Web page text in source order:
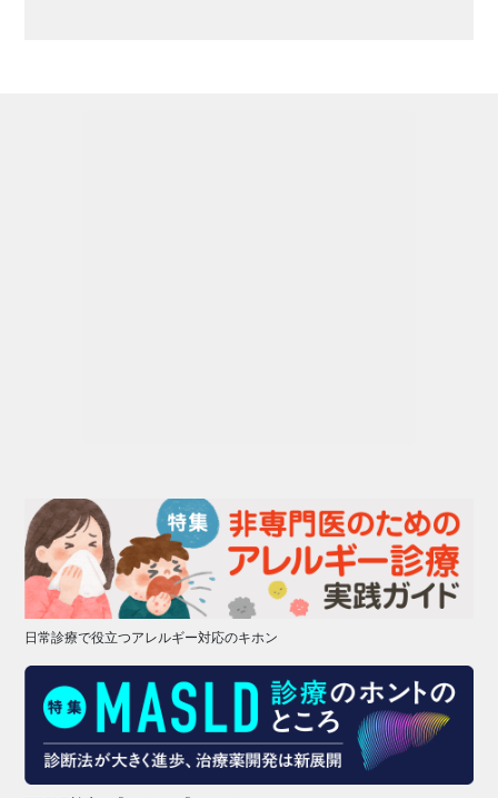
日常診療で役立つアレルギー対応のキホン